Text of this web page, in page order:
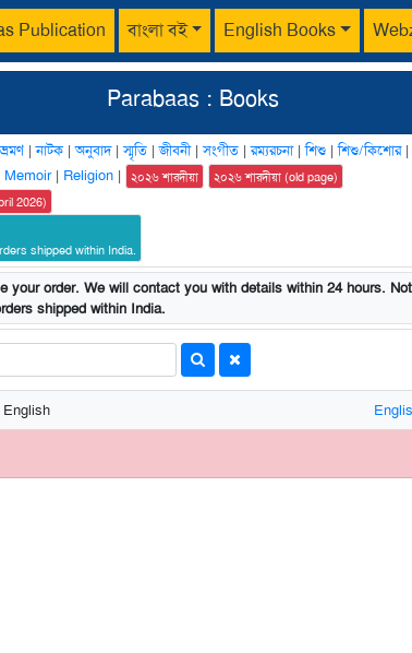
Publication বাংলা বই English Books
Parabaas : Books
ভ্রমণ|নাটক |অনুবাদ|স্মৃতি |জীবনী|সংগীত |রম্যরচনা|শিশু |শিশু/কিশোর|
Memoir| Religion | ২০২৬ শারদীয়া
২০২৬ শারদীয়া (old page)
2026)
shipped within India.
order. We will contact you with details within 24 hours.
shipped within India.